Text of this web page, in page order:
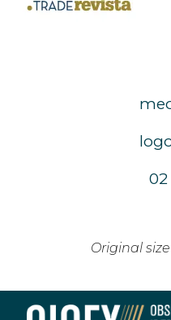
02
Original